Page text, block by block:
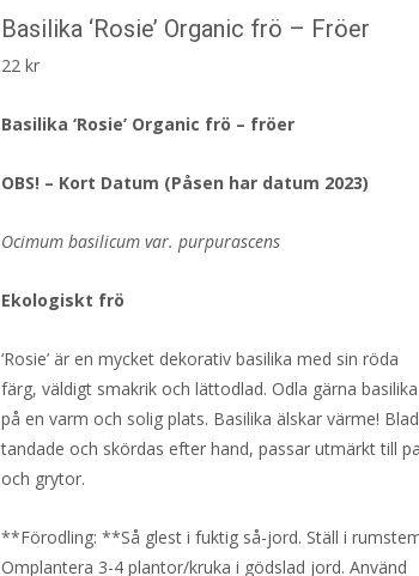
Basilika ‘Rosie’ Organic frö – Fröer
22kr
Basilika ‘Rosie’ Organic frö – fröer
OBS! – Kort Datum (Påsen har datum 2023)
Ocimum basilicum var. purpurascens
Ekologiskt frö
‘Rosie’ är en mycket dekorativ basilika med sin röda
färg, väldigt smakrik och lättodlad. Odla gärna
på en varm och solig plats. Basilika älskar värme!
tandade och skördas efter hand, passar utmärkt till
och grytor.
**Förodling: **Så glest i fuktig så-jord. Ställ i
Omplantera 3-4 plantor/kruka i gödslad jord. Använd